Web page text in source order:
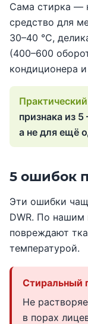
Сама стирка —
средство для
30–40 °C,
(400–600
кондиционера
признака из
а не для ещё
5 ошибок
Эти ошибки
DWR. По нашим
повреждают
температурой.
Стиральный
Не
в порах